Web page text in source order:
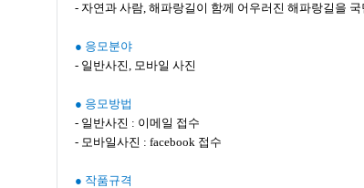
- 자연과 사람, 해파랑길이 함께 어우러진 해파랑길을
● 응모분야
- 일반사진, 모바일 사진
● 응모방법
- 일반사진 : 이메일 접수
- 모바일사진 : facebook 접수
● 작품규격